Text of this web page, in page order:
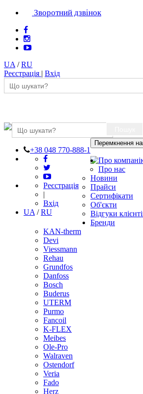
Зворотний дзвінок
UA /RU
Реєстрація | Вхід
+38 048 770-888-1
Реєстрація
|
Вхід
UA /RU
Перемкнення
Про
Про нас
Новини
Прайси
Сертифікати
Об'єкти
Відгуки
Бренди
KAN-therm
Devi
Viessmann
Rehau
Grundfos
Danfoss
Bosch
Buderus
UTERM
Purmo
Fancoil
K-FLEX
Meibes
Ole-Pro
Walraven
Ostendorf
Veria
Fado
Herz